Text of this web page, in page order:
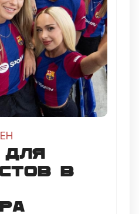
для
в